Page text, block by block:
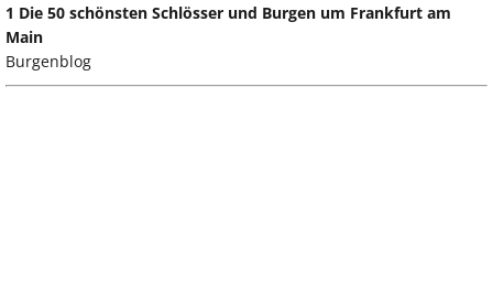
1 Die 50 schönsten Schlösser und Burgen um Frankfurt am
Main
Burgenblog